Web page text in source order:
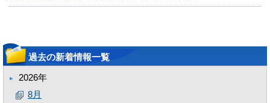
過去の新着情報一覧
2026年
8月